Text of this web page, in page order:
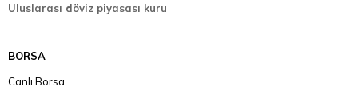
Uluslarası döviz piyasası kuru
BORSA
Canlı Borsa